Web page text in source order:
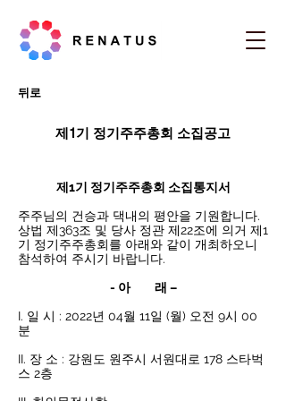
뒤로
제1기 정기주주총회 소집공고
제1기 정기주주총회 소집통지서
주주님의 건승과 댁내의 평안을 기원합니다.
상법 제363조 및 당사 정관 제22조에 의거 제1
기 정기주주총회를 아래와 같이 개최하오니
참석하여 주시기 바랍니다.
- 아         래 –
I. 일 시 : 2022년 04월 11일 (월) 오전 9시 00
분
II. 장 소 : 강원도 원주시 서원대로 178 스타벅
스 2층